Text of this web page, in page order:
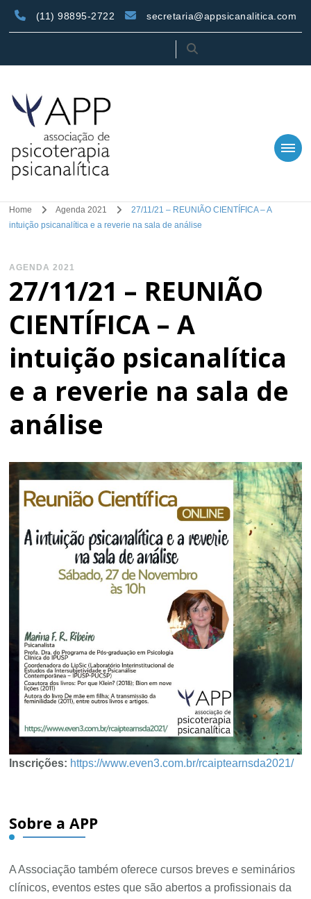
(11) 98895-2722 secretaria@appsicanalitica.com
APP – Associação de
Psicoterapia
Psicanalítica
Home Agenda 2021
27/11/21 – REUNIÃO CIENTÍFICA – A
intuição psicanalítica e a reverie na sala de análise
AGENDA 2021
27/11/21 – REUNIÃO
CIENTÍFICA – A
intuição psicanalítica
e a reverie na sala de
análise
Inscrições: https://www.even3.com.br/rcaiptearnsda2021/
Navegação
de
post
Sobre a APP
A Associação também oferece cursos breves e seminários
clínicos, eventos estes que são abertos a profissionais da